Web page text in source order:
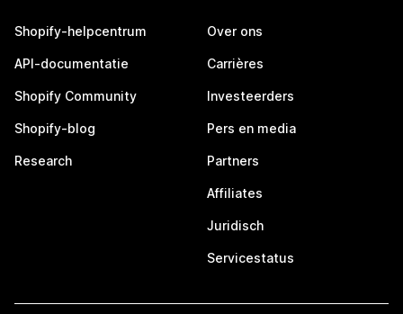
Shopify-helpcentrum
API-documentatie
Shopify Community
Shopify-blog
Research
Over ons
Carrières
Investeerders
Pers en media
Partners
Affiliates
Juridisch
Servicestatus